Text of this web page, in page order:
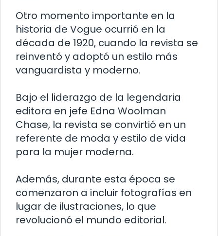
Otro momento importante en la
historia de Vogue ocurrió en la
década de 1920, cuando la revista se
reinventó y adoptó un estilo más
vanguardista y moderno.
Bajo el liderazgo de la legendaria
editora en jefe Edna Woolman
Chase, la revista se convirtió en un
referente de moda y estilo de vida
para la mujer moderna.
Además, durante esta época se
comenzaron a incluir fotografías en
lugar de ilustraciones, lo que
revolucionó el mundo editorial.